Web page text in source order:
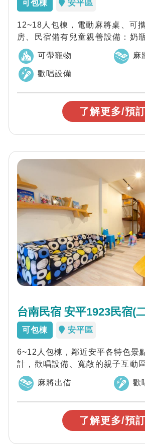
可包棟 安平區
12~18人包棟，電動麻將桌、可
房、民宿備有兒童親善設備：奶
具、副食品加熱工具、兒童餐桌
可帶寵物 麻
歡唱設備
了解更多/預
台南民宿 安平1923民宿(
可包棟 安平區
6~12人包棟，鄰近安平各特色景
計，歡唱設備、寬敞的親子互動
遊台南最優質的划算選擇。
麻將出借 歡
了解更多/預